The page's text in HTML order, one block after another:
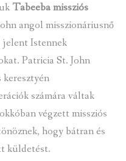
Tabeeba missziós
angol misszionáriusnő
Istennek
Patricia St. John
keresztyén
számára váltak
végzett missziós
hogy bátran és
küldetést.